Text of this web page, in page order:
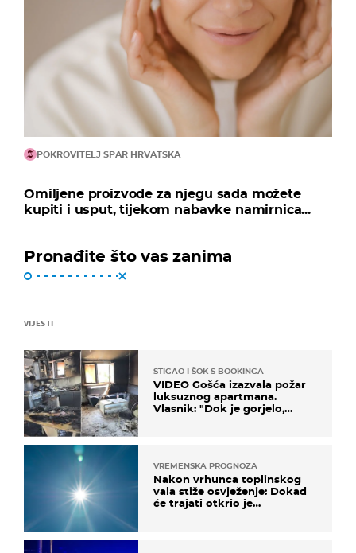
POKROVITELJ SPAR HRVATSKA
Omiljene proizvode za njegu sada možete
kupiti i usput, tijekom nabavke namirnica...
Pronađite što vas zanima
VIJESTI
STIGAO I ŠOK S BOOKINGA
VIDEO Gošća izazvala požar
luksuznog apartmana.
Vlasnik: "Dok je gorjelo,
VREMENSKA PROGNOZA
Nakon vrhunca toplinskog
vala stiže osvježenje: Dokad
će trajati otkrio je